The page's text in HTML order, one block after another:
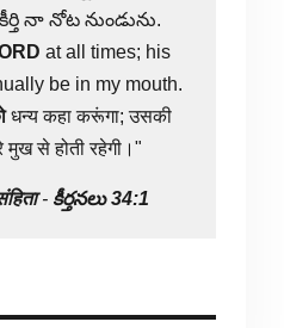
నా నోట నుండును.
at all times; his
be in my mouth.
धन्य कहा करूंगा; उसकी
मुख से होती रहेगी।"
- కీర్తనలు 34:1